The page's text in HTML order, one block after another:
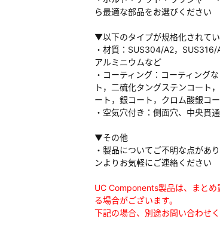
ら最適な部品をお選びください
▼以下のタイプが規格化されて
・材質：SUS304/A2，
アルミニウムなど
・コーティング：コーティング
ト，二硫化タングステンコート
ート，銀コート，クロム酸銀コ
・空気穴付き：側面穴、中央貫
▼その他
・製品についてご不明な点があ
ンよりお気軽にご連絡ください
UC Components製品は、まと
る場合がございます。
下記の場合、別途お問い合わせく
ダウンロードする
まで、数日間かかる場合があります。